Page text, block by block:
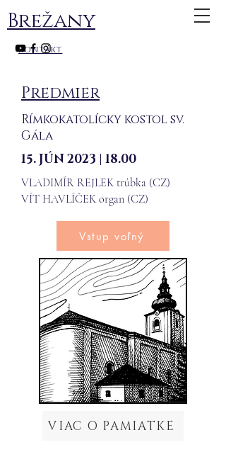
kontakt
Brežany
Predmier
Rímkokatolícky kostol sv.
Gála
15. JÚN 2023 | 18.00
VLADIMÍR REJLEK trúbka (CZ)
VÍT HAVLÍČEK organ (CZ)
Vstup voľný
VIAC O PAMIATKE